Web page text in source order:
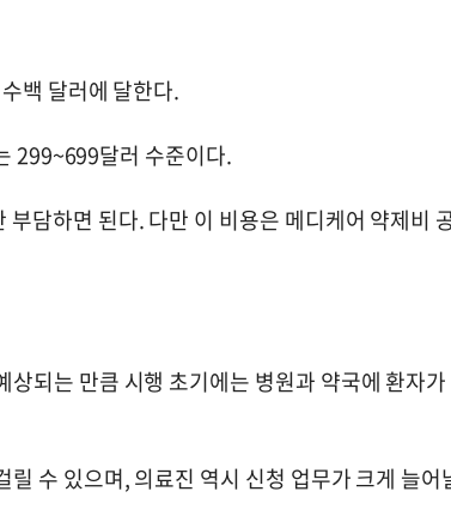
백 달러에 달한다.
299~699달러 수준이다.
담하면 된다. 다만 이 비용은 메디케어 약제비
되는 만큼 시행 초기에는 병원과 약국에 환자가
수 있으며, 의료진 역시 신청 업무가 크게 늘어